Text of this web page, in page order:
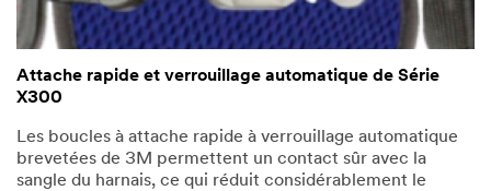
Attache rapide et verrouillage automatique de Série
X300
Les boucles à attache rapide à verrouillage automatique
brevetées de 3M permettent un contact sûr avec la
sangle du harnais, ce qui réduit considérablement le